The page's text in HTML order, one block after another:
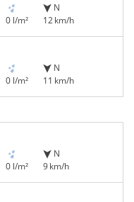
0 l/m²
N
12 km/h
0 l/m²
N
11 km/h
0 l/m²
N
9 km/h